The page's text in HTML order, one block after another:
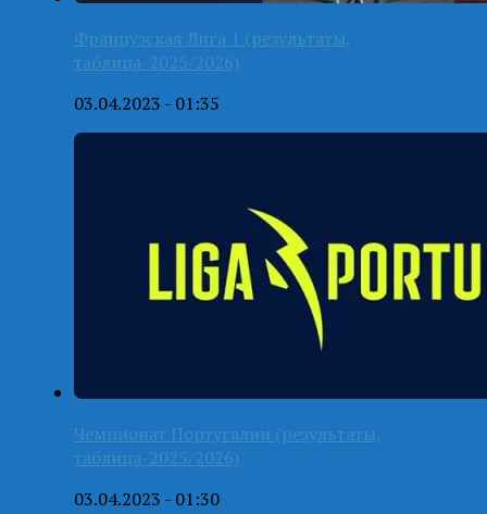
Французская Лига 1 (результаты,
таблица-2025/2026)
03.04.2023 - 01:35
Чемпионат Португалии (результаты,
таблица-2025/2026)
03.04.2023 - 01:30